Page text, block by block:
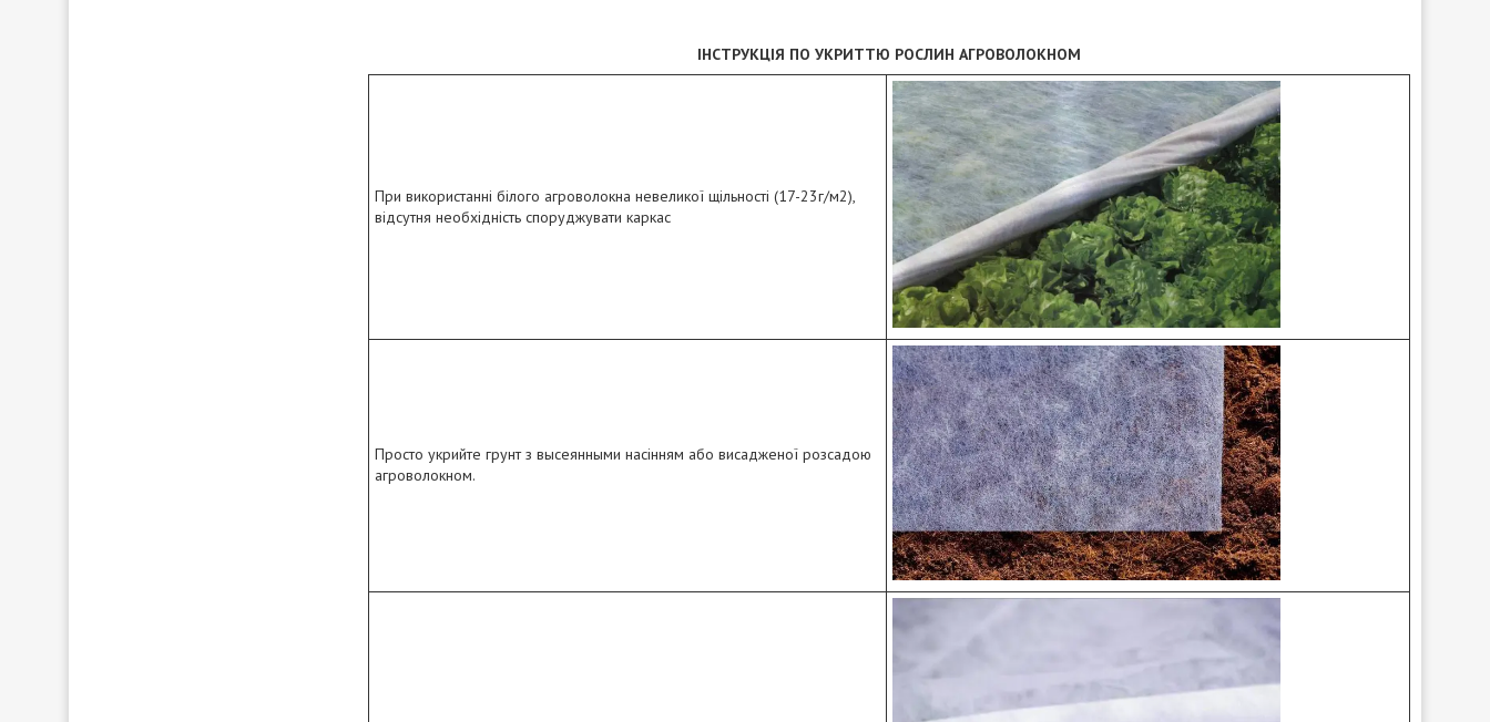
ІНСТРУКЦІЯ ПО УКРИТТЮ РОСЛИН АГРОВОЛОКНОМ
При використанні білого агроволокна невеликої щільності (17-23г/м2),
відсутня необхідність споруджувати каркас
Просто укрийте грунт з высеянными насінням або висадженої розсадою
агроволокном.